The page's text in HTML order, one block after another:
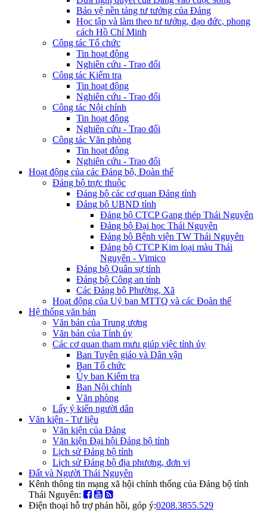
Bảo vệ nền tảng tư tưởng của Đảng
Học tập và làm theo tư tưởng, đạo đức, phong
cách Hồ Chí Minh
Công tác Tổ chức
Tin hoạt động
Nghiên cứu - Trao đổi
Công tác Kiểm tra
Tin hoạt động
Nghiên cứu - Trao đổi
Công tác Nội chính
Tin hoạt động
Nghiên cứu - Trao đổi
Công tác Văn phòng
Tin hoạt động
Nghiên cứu - Trao đổi
Hoạt động của các Đảng bộ, Đoàn thể
Đảng bộ trực thuộc
Đảng bộ các cơ quan Đảng tỉnh
Đảng bộ UBND tỉnh
Đảng bộ CTCP Gang thép Thái Nguyên
Đảng bộ Đại học Thái Nguyên
Đảng bộ Bệnh viện TW Thái Nguyên
Đảng bộ CTCP Kim loại màu Thái
Nguyên - Vimico
Đảng bộ Quân sự tỉnh
Đảng bộ Công an tỉnh
Các Đảng bộ Phường, Xã
Hoạt động của Uỷ ban MTTQ và các Đoàn thể
Hệ thống văn bản
Văn bản của Trung ương
Văn bản của Tỉnh ủy
Các cơ quan tham mưu giúp việc tỉnh ủy
Ban Tuyên giáo và Dân vận
Ban Tổ chức
Ủy ban Kiểm tra
Ban Nội chính
Văn phòng
Lấy ý kiến người dân
Văn kiện - Tư liệu
Văn kiện của Đảng
Văn kiện Đại hội Đảng bộ tỉnh
Lịch sử Đảng bộ tỉnh
Lịch sử Đảng bộ địa phương, đơn vị
Đất và Người Thái Nguyên
Kênh thông tin mạng xã hội chính thống của Đảng bộ tỉnh
Thái Nguyên:
Điện thoại hỗ trợ phản hồi, góp ý:0208.3855.529